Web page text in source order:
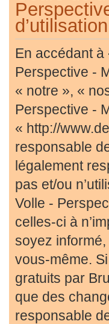
d’utilisation
En accédant
Perspective -
« notre », «
Perspective -
« http://
responsable
légalement
pas et/ou
Volle -
celles-ci à
soyez
vous-même.
gratuits par
que des
responsable